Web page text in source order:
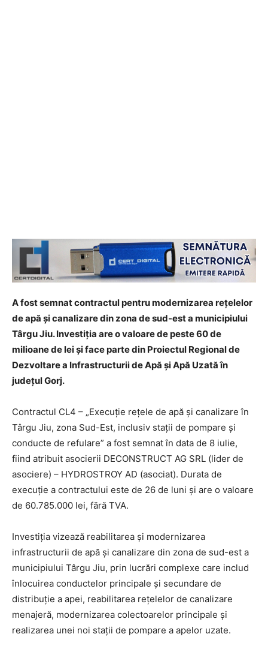
A fost semnat contractul pentru modernizarea rețelelor
de apă și canalizare din zona de sud-est a municipiului
Târgu Jiu. Investiția are o valoare de peste 60 de
milioane de lei și face parte din Proiectul Regional de
Dezvoltare a Infrastructurii de Apă și Apă Uzată în
județul Gorj.
Contractul CL4 – „Execuție rețele de apă și canalizare în
Târgu Jiu, zona Sud-Est, inclusiv stații de pompare și
conducte de refulare” a fost semnat în data de 8 iulie,
fiind atribuit asocierii DECONSTRUCT AG SRL (lider de
asociere) – HYDROSTROY AD (asociat). Durata de
execuție a contractului este de 26 de luni și are o valoare
de 60.785.000 lei, fără TVA.
Investiția vizează reabilitarea și modernizarea
infrastructurii de apă și canalizare din zona de sud-est a
municipiului Târgu Jiu, prin lucrări complexe care includ
înlocuirea conductelor principale și secundare de
distribuție a apei, reabilitarea rețelelor de canalizare
menajeră, modernizarea colectoarelor principale și
realizarea unei noi stații de pompare a apelor uzate.